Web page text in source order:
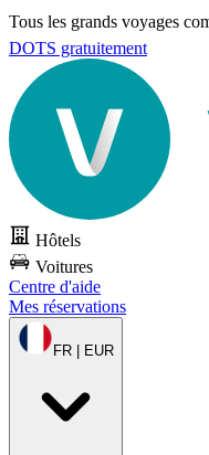
Tous les grands voyages
DOTS gratuitement
Hôtels
Voitures
Centre d'aide
Mes réservations
FR | EUR